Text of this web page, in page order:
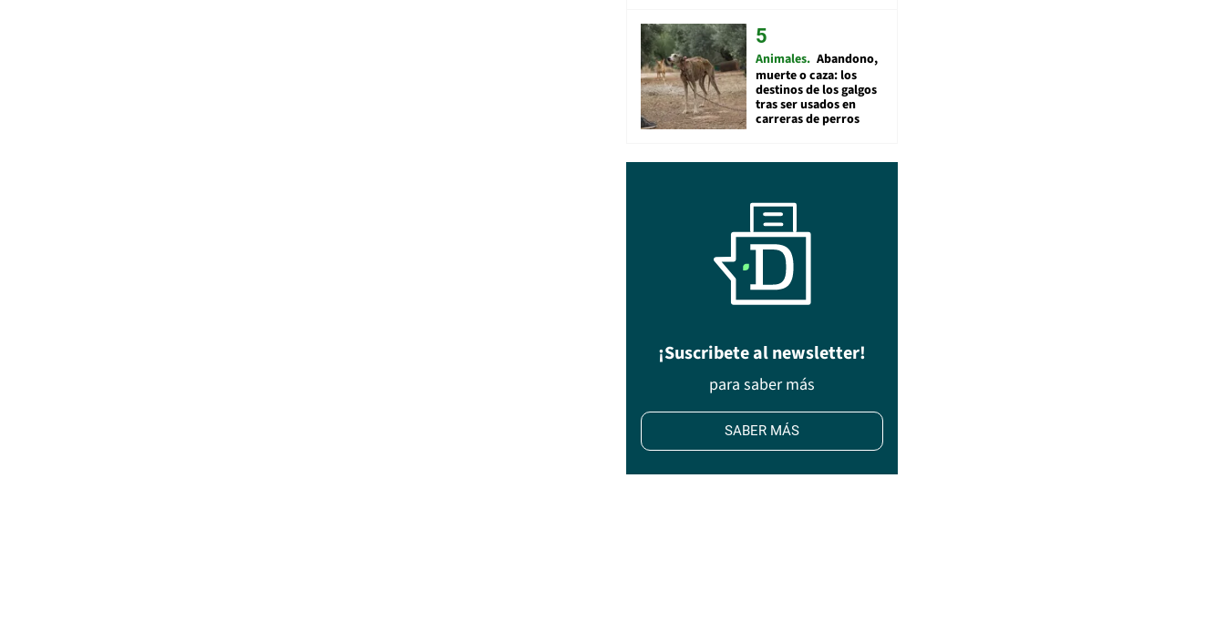
Animales Abandono,
muerte o caza: los
destinos de los galgos
tras ser usados en
carreras de perros
¡Suscribete al newsletter!
para saber más
SABER MÁS